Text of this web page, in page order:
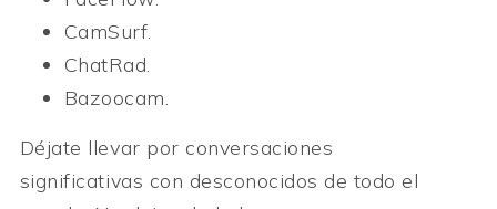
CamSurf.
ChatRad.
Bazoocam.
Déjate llevar por conversaciones
significativas con desconocidos de todo el